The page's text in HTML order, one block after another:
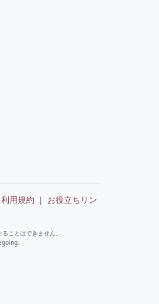
利用規約 ｜ お役立ちリン
ことはできません。